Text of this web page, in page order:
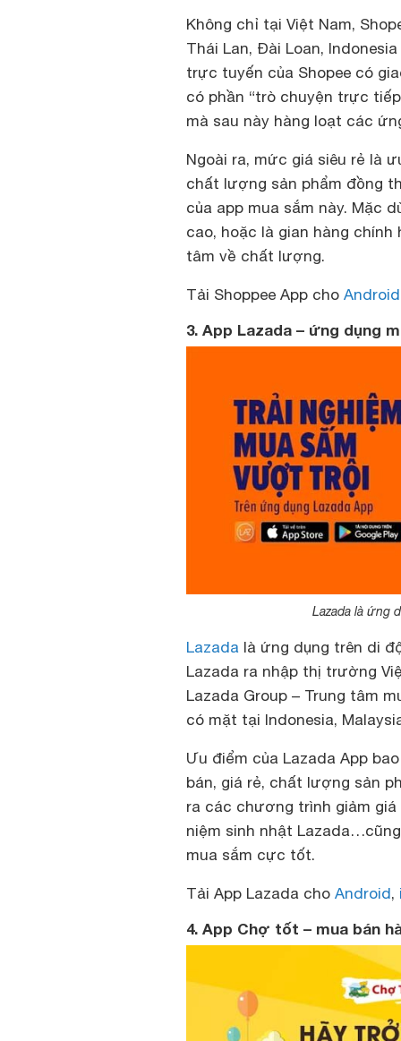
Không chỉ tại Việt Nam,
Thái Lan, Đài Loan,
trực tuyến của Shopee có
có phần “trò chuyện trực
mà sau này hàng loạt các
Ngoài ra, mức giá siêu rẻ là
chất lượng sản phẩm đồng
của app mua sắm này. Mặc
cao, hoặc là gian hàng
tâm về chất lượng.
Tải Shoppee App cho Android
3. App Lazada – ứng dụng
Lazada là ứng
Lazada là ứng dụng trên di
Lazada ra nhập thị trường
Lazada Group – Trung tâm
có mặt tại Indonesia,
Ưu điểm của Lazada App
bán, giá rẻ, chất lượng sản
ra các chương trình giảm giá
niệm sinh nhật
mua sắm cực tốt.
Tải App Lazada cho Android,
4. App Chợ tốt – mua bán